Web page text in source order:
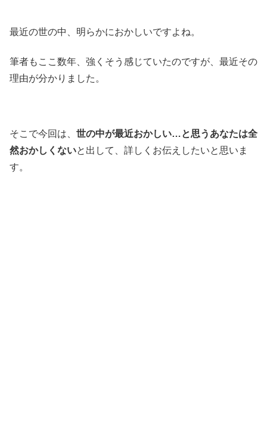
最近の世の中、明らかにおかしいですよね。
筆者もここ数年、強くそう感じていたのですが、最近その
理由が分かりました。
そこで今回は、 世の中が最近おかしい…と思うあなたは全
然おかしくないと出して、詳しくお伝えしたいと思いま
す。